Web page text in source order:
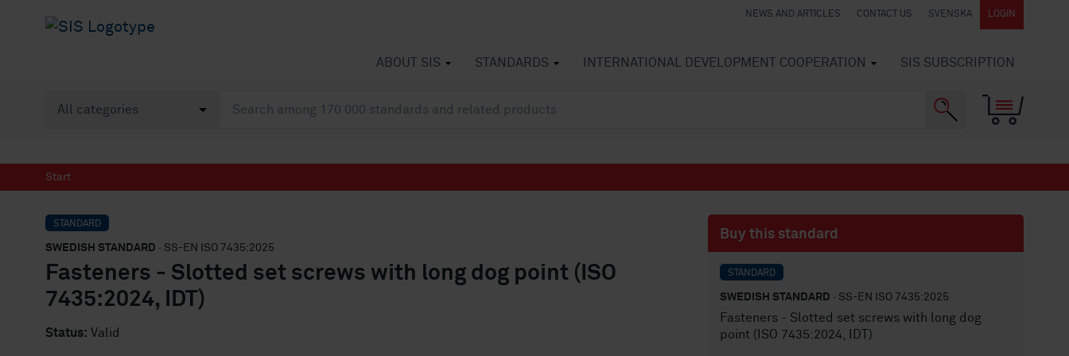
NEWS AND ARTICLES CONTACT US SVENSKA LOGIN
ABOUT SIS STANDARDS INTERNATIONAL DEVELOPMENT COOPERATION SIS SUBSCRIPTION
Start
STANDARD
SWEDISH STANDARD · SS-EN ISO 7435:2025
Fasteners - Slotted set screws with long dog point (ISO
7435:2024, IDT)
Status: Valid
Buy this standard
STANDARD
SWEDISH STANDARD · SS-EN ISO 7435:2025
Fasteners - Slotted set screws with long dog
point (ISO 7435:2024, IDT)